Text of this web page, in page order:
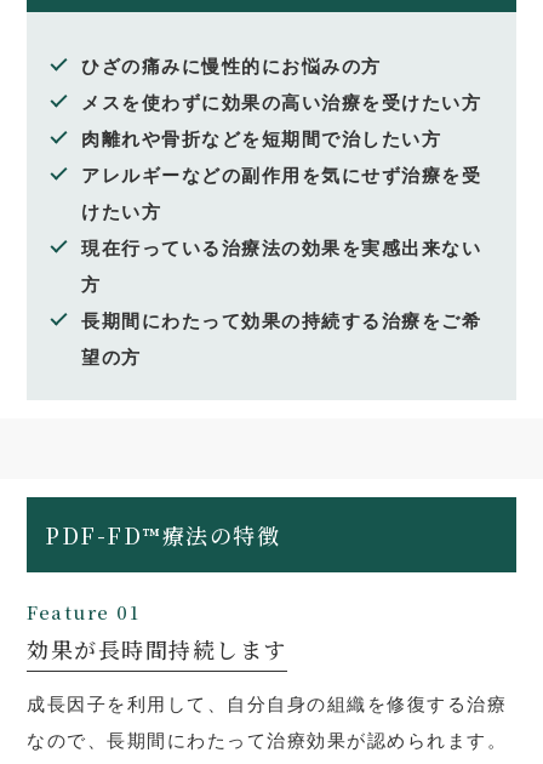
ひざの痛みに慢性的にお悩みの方
メスを使わずに効果の高い治療を受けたい方
肉離れや骨折などを短期間で治したい方
アレルギーなどの副作用を気にせず治療を受
けたい方
現在行っている治療法の効果を実感出来ない
方
長期間にわたって効果の持続する治療をご希
望の方
PDF-FD™療法の特徴
効果が長時間持続します
成長因子を利用して、自分自身の組織を修復する治療
なので、長期間にわたって治療効果が認められます。